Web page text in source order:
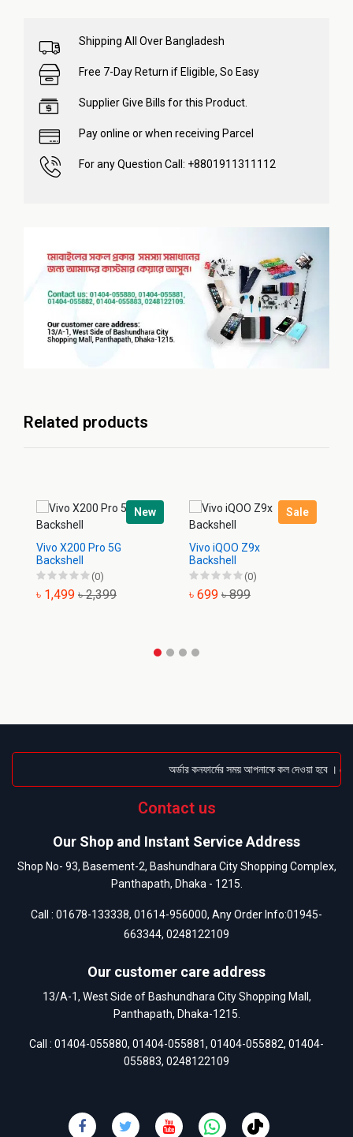
Shipping All Over Bangladesh
Free 7-Day Return if Eligible, So Easy
Supplier Give Bills for this Product.
Pay online or when receiving Parcel
For any Question Call: +8801911311112
Related products
New
Vivo X200 Pro 5G
Backshell
(0)
৳ 1,499 ৳ 2,399
Sale
Vivo iQOO Z9x
Backshell
(0)
৳ 699 ৳ 899
অর্ডার কনফার্মের সময় আপনাকে কল দেওয়া হবে ।
Contact us
Our Shop and Instant Service Address
Shop No- 93, Basement-2, Bashundhara City Shopping Complex,
Panthapath, Dhaka - 1215.
Call : 01678-133338, 01614-956000, Any Order Info:01945-
663344, 0248122109
Our customer care address
13/A-1, West Side of Bashundhara City Shopping Mall,
Panthapath, Dhaka-1215.
Call : 01404-055880, 01404-055881, 01404-055882, 01404-
055883, 0248122109